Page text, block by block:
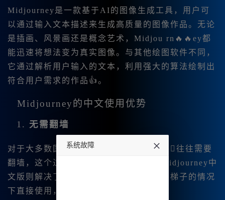
Midjourney是一款基于AI的图像生成工具，用户可
以通过输入文本描述来生成高质量的图像作品。无论
是插画、风景画还是概念艺术，Midjou rn🔥🔥ey都
能迅速将想法变为真实图像。与其他绘图软件不同，
它通过解析用户输入的文本，利用强大的算法绘制出
符合用户需求的作品👍。
Midjourney的中文使用优势
1. 无需翻墙
对于大多数国内用户来说，使用国外软件往往需要
翻墙，这个过程既麻烦又耗时间。而M🔥idjourney中
文版则解决了这一问题，它能够在不需要梯子的情况
下直接使用，极大地方便了国内用户。
系统故障